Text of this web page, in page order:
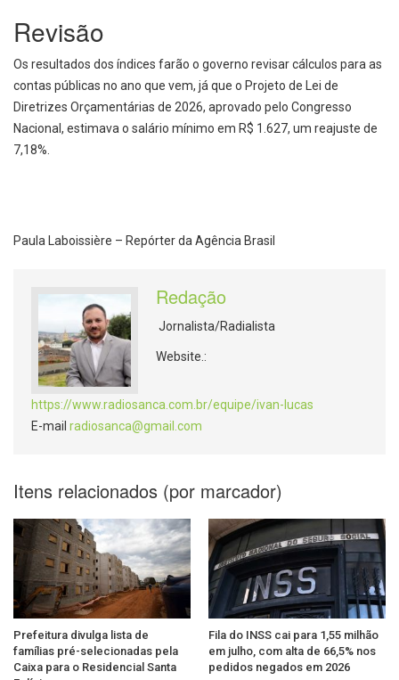
Revisão
Os resultados dos índices farão o governo revisar cálculos para as
contas públicas no ano que vem, já que o Projeto de Lei de
Diretrizes Orçamentárias de 2026, aprovado pelo Congresso
Nacional, estimava o salário mínimo em R$ 1.627, um reajuste de
7,18%.
Paula Laboissière – Repórter da Agência Brasil
Redação
Jornalista/Radialista
Website.:
https://www.radiosanca.com.br/equipe/ivan-lucas
E-mail radiosanca@gmail.com
Itens relacionados (por marcador)
Prefeitura divulga lista de
famílias pré-selecionadas pela
Caixa para o Residencial Santa
Fila do INSS cai para 1,55 milhão
em julho, com alta de 66,5% nos
pedidos negados em 2026